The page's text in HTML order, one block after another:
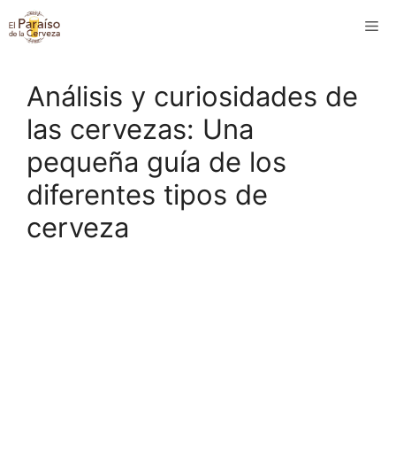
Saltar
al
Análisis y curiosidades de
las cervezas: Una
pequeña guía de los
diferentes tipos de
cerveza